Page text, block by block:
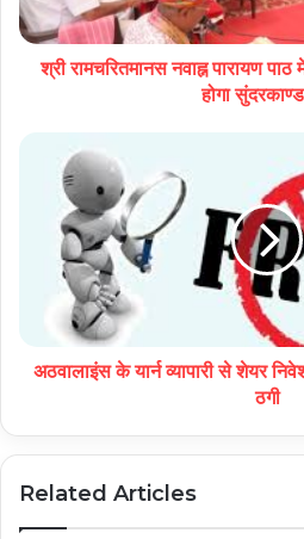
श्री रामचरितमानस नवाह्न पारायण
होगा
अठवालाइंस के यार्न व्यापारी से शेयर
ठगी
Related Articles